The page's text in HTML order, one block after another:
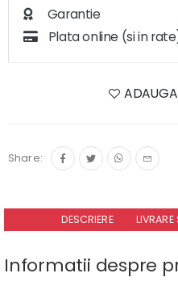
Garantie
Plata online (si in
Share:
DESCRIERE LIVRARE
Informatii despre